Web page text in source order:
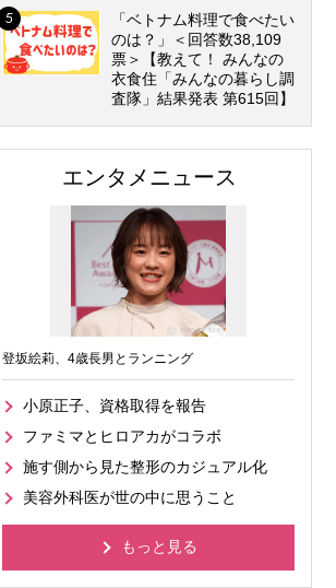
「ベトナム料理で食べたい
のは？」＜回答数38,109
票＞【教えて！ みんなの
衣食住「みんなの暮らし調
査隊」結果発表 第615回】
エンタメニュース
登坂絵莉、4歳長男とランニング
小原正子、資格取得を報告
ファミマとヒロアカがコラボ
施す側から見た整形のカジュアル化
美容外科医が世の中に思うこと
もっと見る